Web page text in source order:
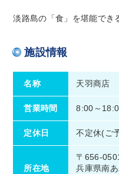
淡路島の「食」を堪能でき
施設情報
名称 天羽商店
営業時間 8:00～
定休日 不定休(ご
所在地
〒656-
兵庫県南